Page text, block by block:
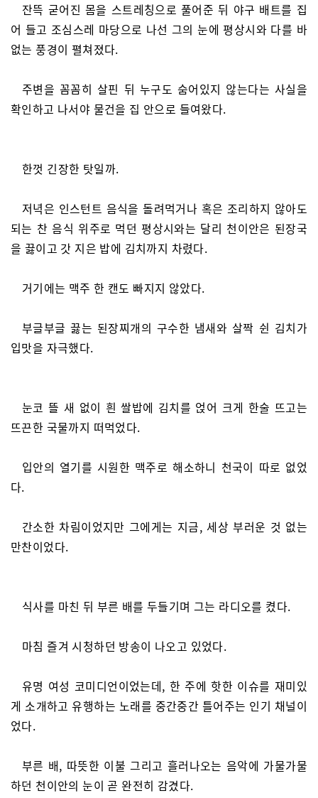
잔뜩 굳어진 몸을 스트레칭으로 풀어준 뒤 야구 배트를 집
어 들고 조심스레 마당으로 나선 그의 눈에 평상시와 다를 바
없는 풍경이 펼쳐졌다.
주변을 꼼꼼히 살핀 뒤 누구도 숨어있지 않는다는 사실을
확인하고 나서야 물건을 집 안으로 들여왔다.
한껏 긴장한 탓일까.
저녁은 인스턴트 음식을 돌려먹거나 혹은 조리하지 않아도
되는 찬 음식 위주로 먹던 평상시와는 달리 천이안은 된장국
을 끓이고 갓 지은 밥에 김치까지 차렸다.
거기에는 맥주 한 캔도 빠지지 않았다.
부글부글 끓는 된장찌개의 구수한 냄새와 살짝 쉰 김치가
입맛을 자극했다.
눈코 뜰 새 없이 흰 쌀밥에 김치를 얹어 크게 한술 뜨고는
뜨끈한 국물까지 떠먹었다.
입안의 열기를 시원한 맥주로 해소하니 천국이 따로 없었
다.
간소한 차림이었지만 그에게는 지금, 세상 부러운 것 없는
만찬이었다.
식사를 마친 뒤 부른 배를 두들기며 그는 라디오를 켰다.
마침 즐겨 시청하던 방송이 나오고 있었다.
유명 여성 코미디언이었는데, 한 주에 핫한 이슈를 재미있
게 소개하고 유행하는 노래를 중간중간 틀어주는 인기 채널이
었다.
부른 배, 따뜻한 이불 그리고 흘러나오는 음악에 가물가물
하던 천이안의 눈이 곧 완전히 감겼다.